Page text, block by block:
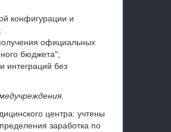
конфигурации и
официальных
бюджета";
интеграций без
центра: учтены
заработка по